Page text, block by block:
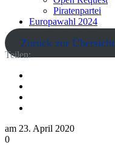
Piratenpartei
Europawahl 2024
Zurück zur Übersicht
Teilen:
am 23. April 2020
0